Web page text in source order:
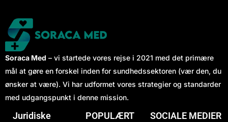
Soraca Med – vi startede vores rejse i 2021 med det primære
mål at gøre en forskel inden for sundhedssektoren (vær den, du
ønsker at være). Vi har udformet vores strategier og standarder
med udgangspunkt i denne mission.
Juridiske
POPULÆRT SOCIALE MEDIER